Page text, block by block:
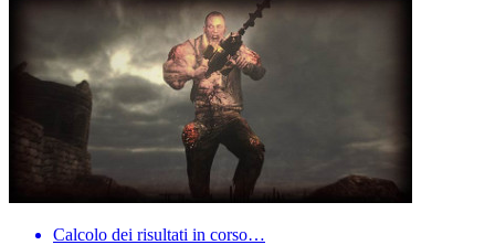
Calcolo dei risultati in corso…